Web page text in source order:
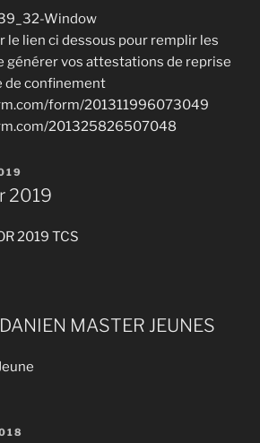
le lien ci dessous pour remplir les
générer vos attestations de reprise
de confinement
form/201311996073049
201325826507048
2019
MASTER JEUNES